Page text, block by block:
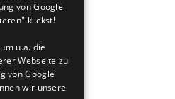
von Google
klickst!
u.a. die
Webseite zu
von Google
wir unsere